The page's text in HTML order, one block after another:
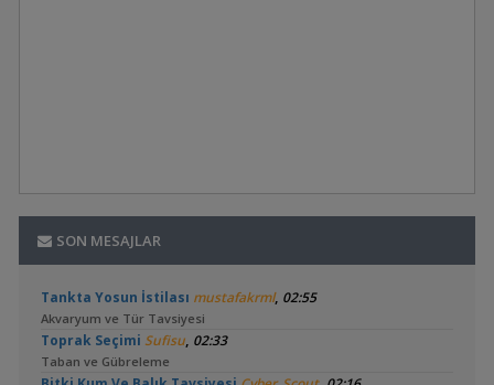
SON MESAJLAR
Tankta Yosun İstilası mustafakrml, 02:55
Akvaryum ve Tür Tavsiyesi
Toprak Seçimi Sufisu, 02:33
Taban ve Gübreleme